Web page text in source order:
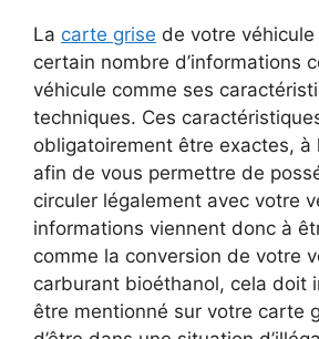
La carte grise de votre véhicule
certain nombre d’informations
véhicule comme ses
techniques. Ces
obligatoirement être exactes, à
afin de vous permettre de
circuler légalement avec votre
informations viennent donc à
comme la conversion de votre
carburant bioéthanol, cela doit
être mentionné sur votre carte